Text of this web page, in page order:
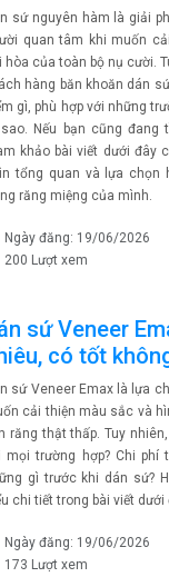
sứ nguyên hàm là giải
quan tâm khi muốn
hòa của toàn bộ nụ cười.
hàng băn khoăn dán
gì, phù hợp với những
Nếu bạn cũng đang
khảo bài viết dưới đây
tổng quan và lựa chọn
răng miệng của mình.
Ngày đăng: 19/06/2026
200 Lượt xem
sứ Veneer
có tốt
sứ Veneer Emax là lựa
cải thiện màu sắc và
răng thật thấp. Tuy
mọi trường hợp? Chi
gì trước khi dán sứ?
chi tiết trong bài viết dưới
Ngày đăng: 19/06/2026
173 Lượt xem